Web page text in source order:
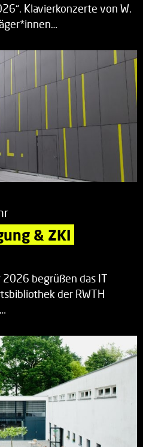
Klavierkonzerte von W.
& ZKI
2026 begrüßen das IT
der RWTH